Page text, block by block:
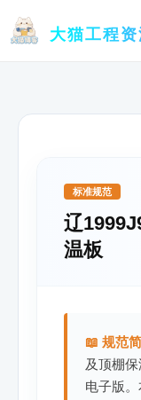
大猫工程
标准规范
辽
温板
📖 规范
及顶棚
电子版